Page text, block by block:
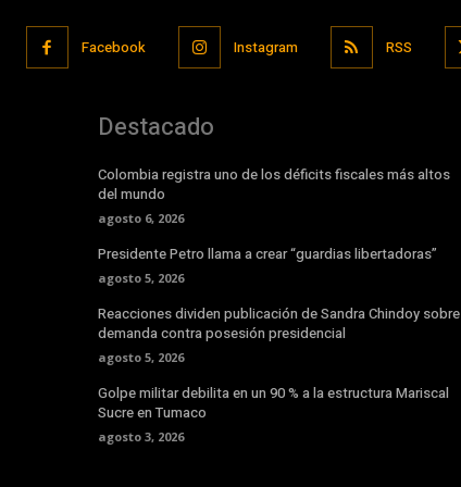
Facebook Instagram RSS
Destacado
Colombia registra uno de los déficits fiscales más altos
del mundo
agosto 6, 2026
Presidente Petro llama a crear “guardias libertadoras”
agosto 5, 2026
Reacciones dividen publicación de Sandra Chindoy sobre
demanda contra posesión presidencial
agosto 5, 2026
Golpe militar debilita en un 90 % a la estructura Mariscal
Sucre en Tumaco
agosto 3, 2026